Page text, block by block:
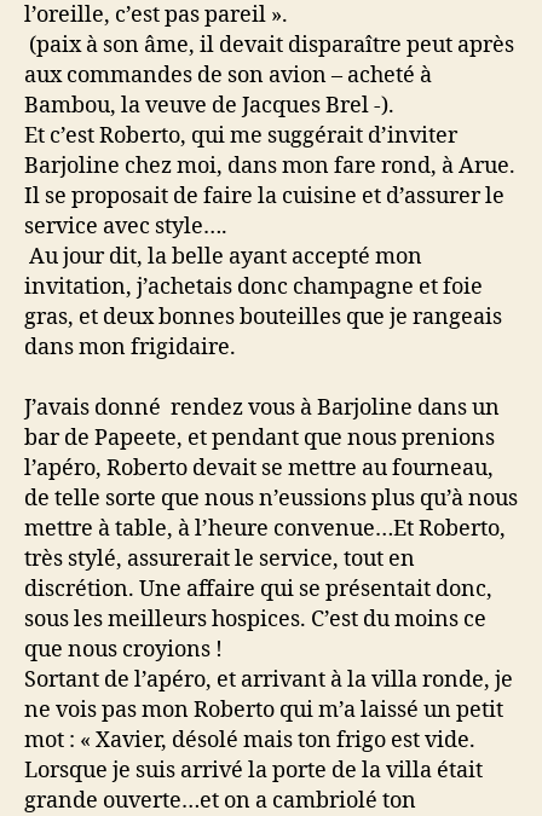
l’oreille, c’est pas pareil ».
(paix à son âme, il devait disparaître peut après
aux commandes de son avion – acheté à
Bambou, la veuve de Jacques Brel -).
Et c’est Roberto, qui me suggérait d’inviter
Barjoline chez moi, dans mon fare rond, à Arue.
Il se proposait de faire la cuisine et d’assurer le
service avec style….
Au jour dit, la belle ayant accepté mon
invitation, j’achetais donc champagne et foie
gras, et deux bonnes bouteilles que je rangeais
dans mon frigidaire.
J’avais donné rendez vous à Barjoline dans un
bar de Papeete, et pendant que nous prenions
l’apéro, Roberto devait se mettre au fourneau,
de telle sorte que nous n’eussions plus qu’à nous
mettre à table, à l’heure convenue…Et Roberto,
très stylé, assurerait le service, tout en
discrétion. Une affaire qui se présentait donc,
sous les meilleurs hospices. C’est du moins ce
que nous croyions !
Sortant de l’apéro, et arrivant à la villa ronde, je
ne vois pas mon Roberto qui m’a laissé un petit
mot : « Xavier, désolé mais ton frigo est vide.
Lorsque je suis arrivé la porte de la villa était
grande ouverte…et on a cambriolé ton